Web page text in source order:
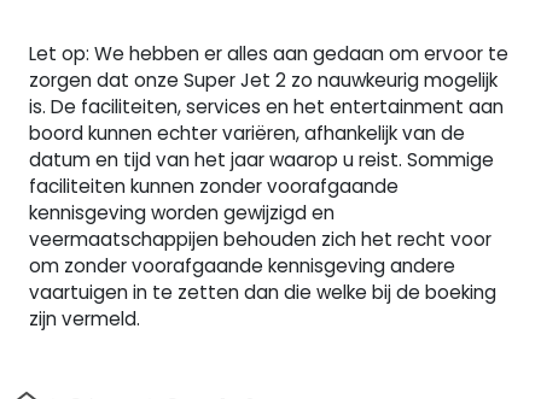
Let op: We hebben er alles aan gedaan om ervoor te
zorgen dat onze Super Jet 2 zo nauwkeurig mogelijk
is. De faciliteiten, services en het entertainment aan
boord kunnen echter variëren, afhankelijk van de
datum en tijd van het jaar waarop u reist. Sommige
faciliteiten kunnen zonder voorafgaande
kennisgeving worden gewijzigd en
veermaatschappijen behouden zich het recht voor
om zonder voorafgaande kennisgeving andere
vaartuigen in te zetten dan die welke bij de boeking
zijn vermeld.